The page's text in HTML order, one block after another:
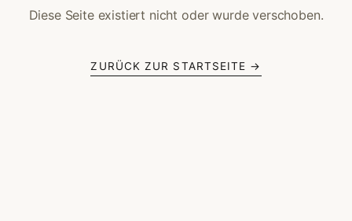
Diese Seite existiert nicht oder wurde verschoben.
ZURÜCK ZUR STARTSEITE →